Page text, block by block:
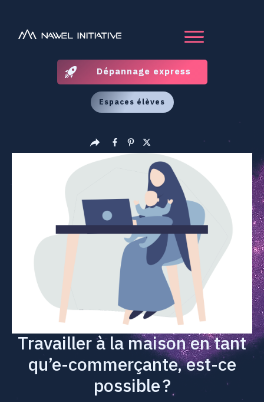
Dépannage express
Espaces élèves
Travailler à la maison en tant
qu’e-commerçante, est-ce
possible ?